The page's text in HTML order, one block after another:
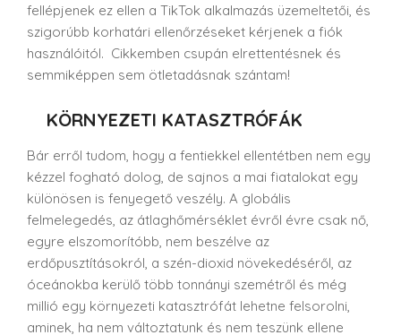
fellépjenek ez ellen a TikTok alkalmazás üzemeltetői, és
szigorúbb korhatári ellenőrzéseket kérjenek a fiók
használóitól. Cikkemben csupán elrettentésnek és
semmiképpen sem ötletadásnak szántam!
KÖRNYEZETI KATASZTRÓFÁK
Bár erről tudom, hogy a fentiekkel ellentétben nem egy
kézzel fogható dolog, de sajnos a mai fiatalokat egy
különösen is fenyegető veszély. A globális
felmelegedés, az átlaghőmérséklet évről évre csak nő,
egyre elszomorítóbb, nem beszélve az
erdőpusztításokról, a szén-dioxid növekedéséről, az
óceánokba kerülő több tonnányi szemétről és még
millió egy környezeti katasztrófát lehetne felsorolni,
aminek, ha nem változtatunk és nem teszünk ellene